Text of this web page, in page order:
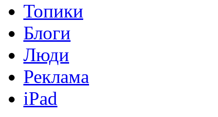
Топики
Блоги
Люди
Реклама
iPad